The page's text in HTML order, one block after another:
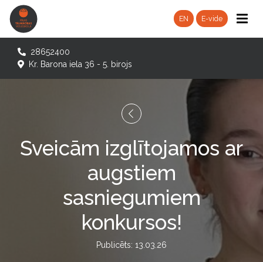
EN E-vide
28652400
Kr. Barona iela 36 - 5. birojs
Sveicām izglītojamos ar
augstiem
sasniegumiem
konkursos!
Publicēts: 13.03.26